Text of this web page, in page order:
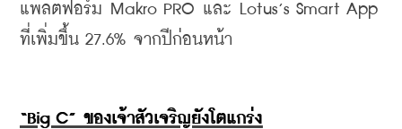
แพลตฟอร์ม Makro PRO และ Lotus’s Smart App
ที่เพิ่มขึ้น 27.6% จากปีก่อนหน้า
“Big C” ของเจ้าสัวเจริญยังโตแกร่ง